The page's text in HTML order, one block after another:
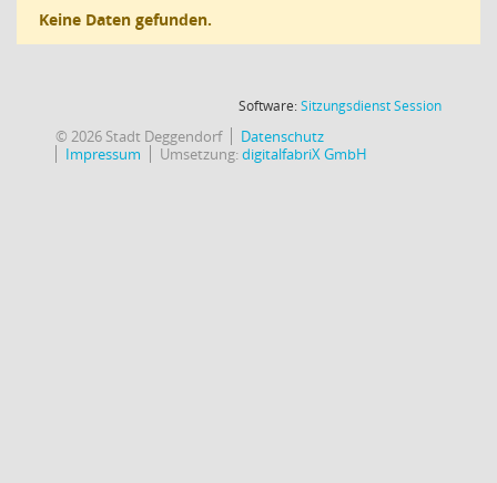
Keine Daten gefunden.
Software:SitzungsdienstSession(Wird in
© 2026 Stadt Deggendorf
Datenschutz
Impressum
Umsetzung:digitalfabriX GmbH